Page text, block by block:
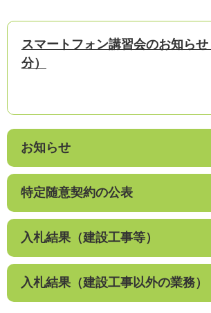
スマートフォン講習会のお知ら
分）
お知らせ
特定随意契約の公表
入札結果（建設工事等）
入札結果（建設工事以外の業務）